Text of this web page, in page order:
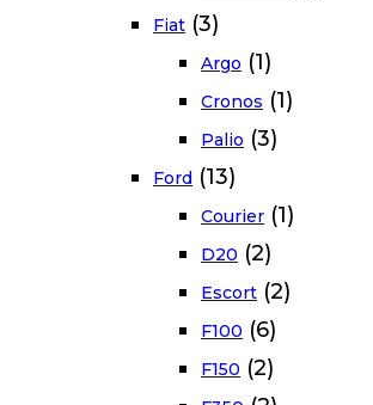
Fiat (3)
Argo (1)
Cronos (1)
Palio (3)
Ford (13)
Courier (1)
D20 (2)
Escort (2)
F100 (6)
F150 (2)